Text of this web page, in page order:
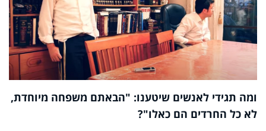
ומה תגידי לאנשים שיטענו: "הבאתם משפחה מיוחדת,
לא כל החרדים הם כאלו"?